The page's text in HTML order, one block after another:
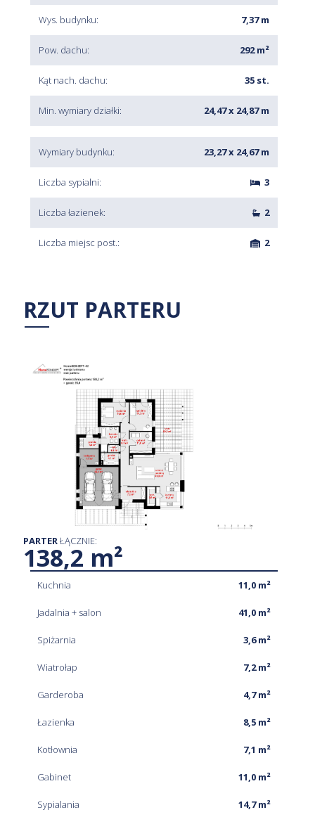
Wys. budynku: 7,37 m
Pow. dachu: 292 m²
Kąt nach. dachu: 35 st.
Min. wymiary działki: 24,47 x 24,87 m
Wymiary budynku: 23,27 x 24,67 m
Liczba sypialni: 3
Liczba łazienek: 2
Liczba miejsc post.: 2
RZUT PARTERU
PARTERŁĄCZNIE:
138,2 m²
Kuchnia 11,0 m²
Jadalnia + salon 41,0 m²
Spiżarnia 3,6 m²
Wiatrołap 7,2 m²
Garderoba 4,7 m²
Łazienka 8,5 m²
Kotłownia 7,1 m²
Gabinet 11,0 m²
Sypialania 14,7 m²